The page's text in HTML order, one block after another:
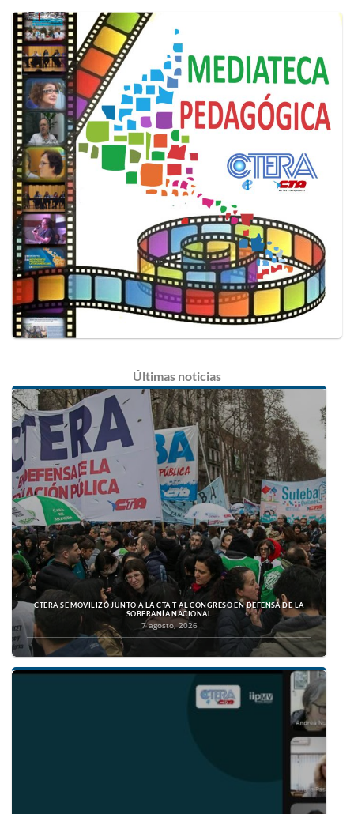
Últimas noticias
CTERA SE MOVILIZÓ JUNTO A LA CTA T AL CONGRESO EN DEFENSA DE LA
SOBERANÍA NACIONAL
7 agosto, 2026